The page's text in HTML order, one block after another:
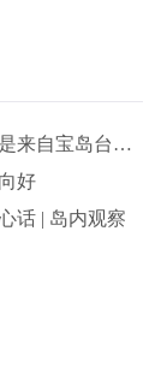
来自宝岛台湾
好
话 | 岛内观察